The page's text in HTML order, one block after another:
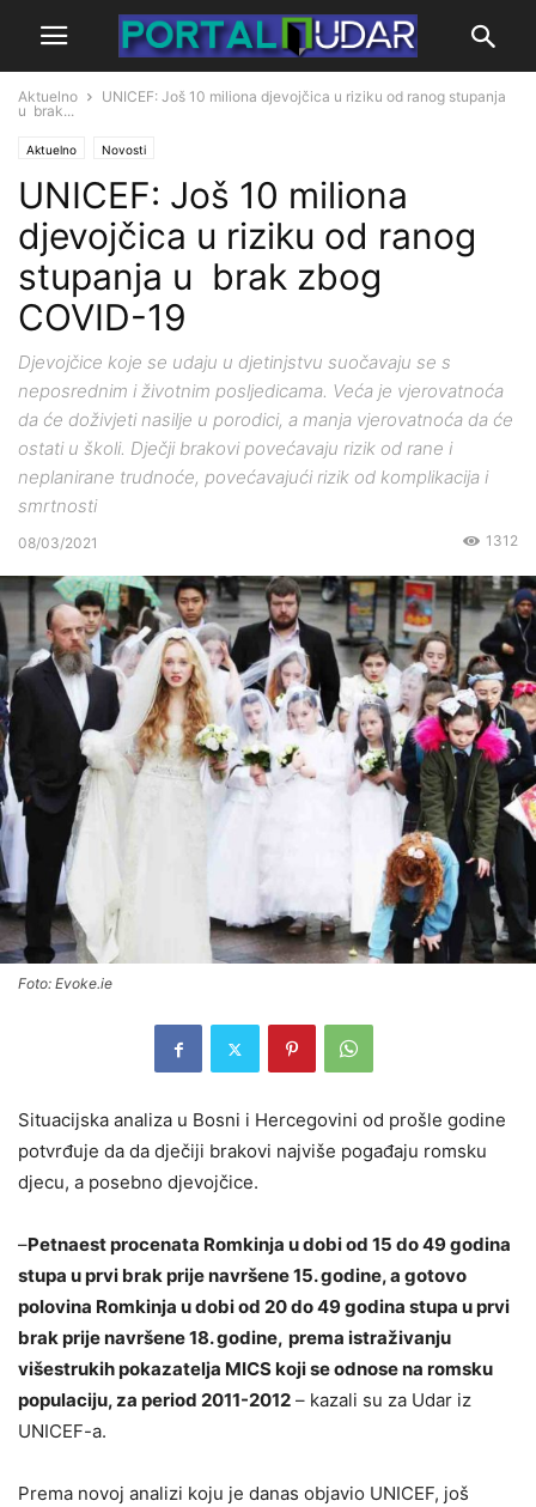
Aktuelno
UNICEF: Još 10 miliona djevojčica u riziku od ranog stupanja
u brak...
Aktuelno Novosti
UNICEF: Još 10 miliona
djevojčica u riziku od ranog
stupanja u brak zbog
COVID-19
Djevojčice koje se udaju u djetinjstvu suočavaju se s
neposrednim i životnim posljedicama. Veća je vjerovatnoća
da će doživjeti nasilje u porodici, a manja vjerovatnoća da će
ostati u školi. Dječji brakovi povećavaju rizik od rane i
neplanirane trudnoće, povećavajući rizik od komplikacija i
smrtnosti
08/03/2021 1312
Foto: Evoke.ie
Situacijska analiza u Bosni i Hercegovini od prošle godine
potvrđuje da da dječiji brakovi najviše pogađaju romsku
djecu, a posebno djevojčice.
–Petnaest procenata Romkinja u dobi od 15 do 49 godina
stupa u prvi brak prije navršene 15. godine, a gotovo
polovina Romkinja u dobi od 20 do 49 godina stupa u prvi
brak prije navršene 18. godine, prema istraživanju
višestrukih pokazatelja MICS koji se odnose na romsku
populaciju, za period 2011-2012 – kazali su za Udar iz
UNICEF-a.
Prema novoj analizi koju je danas objavio UNICEF, još